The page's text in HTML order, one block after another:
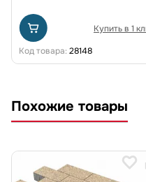
Купить в 1
Код товара: 28148
Похожие товары